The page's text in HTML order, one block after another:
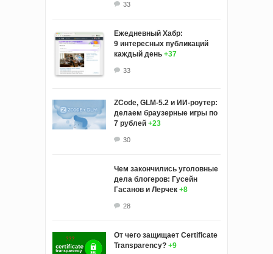
33
Ежедневный Хабр:
9 интересных публикаций
каждый день +37
33
ZCode, GLM-5.2 и ИИ-роутер:
делаем браузерные игры по
7 рублей +23
30
Чем закончились уголовные
дела блогеров: Гусейн
Гасанов и Лерчек +8
28
От чего защищает Certificate
Transparency? +9